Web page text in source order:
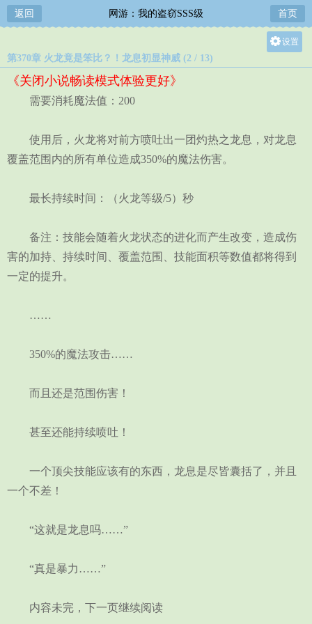
返回 网游：我的盗窃SSS级 首页
设置
第370章 火龙竟是笨比？！龙息初显神威 (2 / 13)
《关闭小说畅读模式体验更好》
需要消耗魔法值：200
使用后，火龙将对前方喷吐出一团灼热之龙息，对龙息
覆盖范围内的所有单位造成350%的魔法伤害。
最长持续时间：（火龙等级/5）秒
备注：技能会随着火龙状态的进化而产生改变，造成伤
害的加持、持续时间、覆盖范围、技能面积等数值都将得到
一定的提升。
……
350%的魔法攻击……
而且还是范围伤害！
甚至还能持续喷吐！
一个顶尖技能应该有的东西，龙息是尽皆囊括了，并且
一个不差！
“这就是龙息吗……”
“真是暴力……”
内容未完，下一页继续阅读